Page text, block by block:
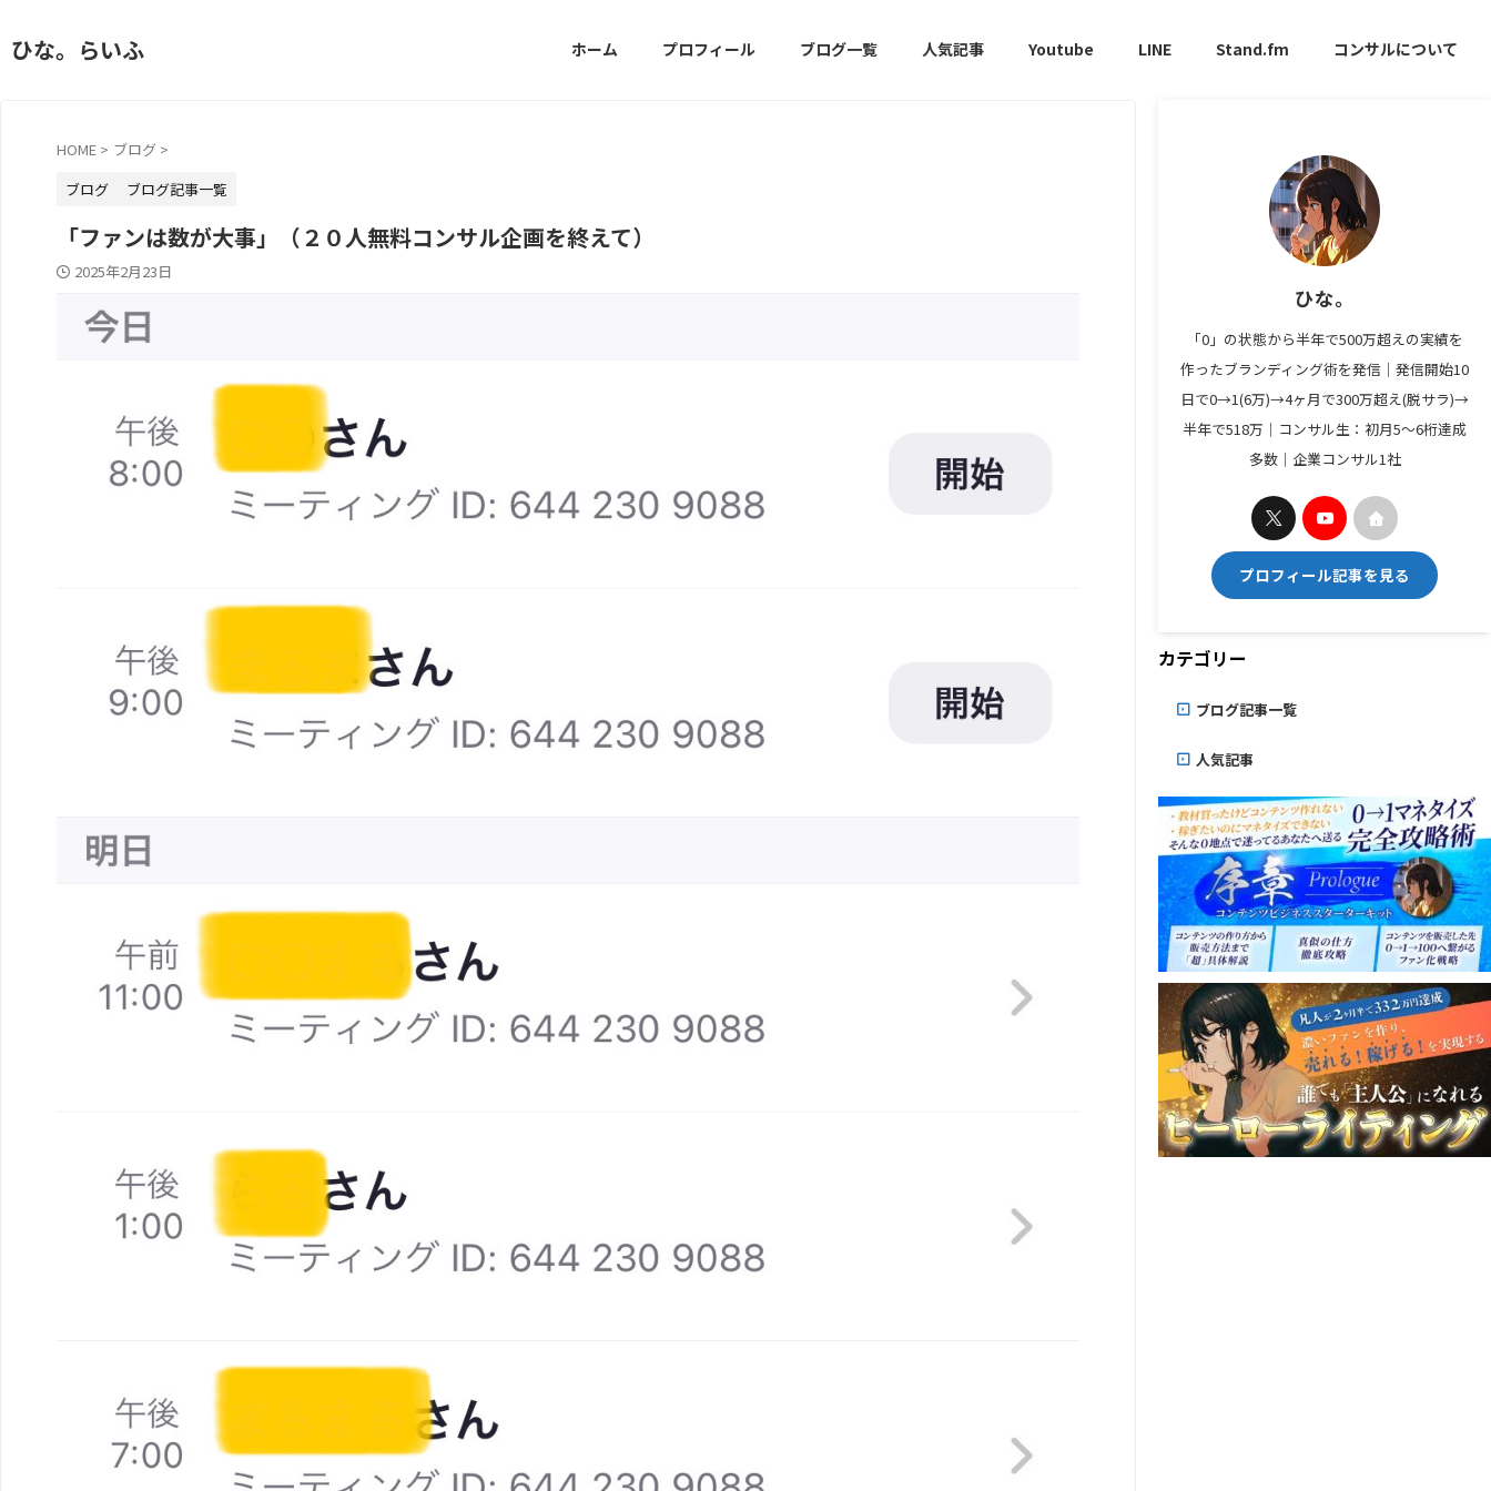
ひな。らいふ ホーム プロフィール ブログ一覧 人気記事 Youtube LINE Stand.fm コンサルについて
HOME > ブログ >
ブログ
ブログ記事一覧
「ファンは数が大事」（２０人無料コンサル企画を終えて）
2025年2月23日
ひな。
「0」の状態から半年で500万超えの実績を
作ったブランディング術を発信｜発信開始10
日で0→1(6万)→4ヶ月で300万超え(脱サラ)→
半年で518万｜コンサル生：初月5〜6桁達成
多数｜企業コンサル1社
プロフィール記事を見る
カテゴリー
ブログ記事一覧
人気記事